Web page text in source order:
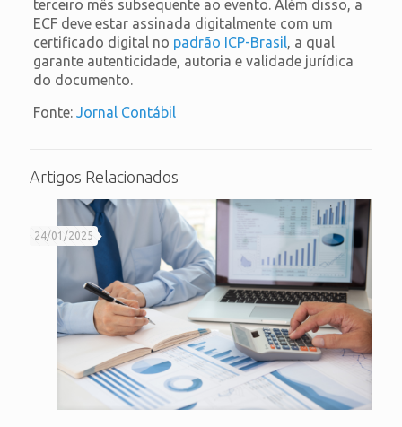
terceiro mês subsequente ao evento. Além disso, a
ECF deve estar assinada digitalmente com um
certificado digital no padrão ICP-Brasil, a qual
garante autenticidade, autoria e validade jurídica
do documento.
Fonte: Jornal Contábil
Artigos Relacionados
24/01/2025